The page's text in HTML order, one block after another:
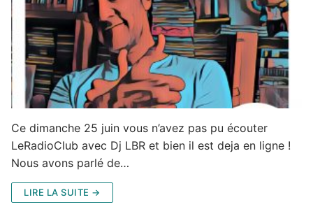
Ce dimanche 25 juin vous n’avez pas pu écouter
LeRadioClub avec Dj LBR et bien il est deja en ligne !
Nous avons parlé de…
LIRE LA SUITE →